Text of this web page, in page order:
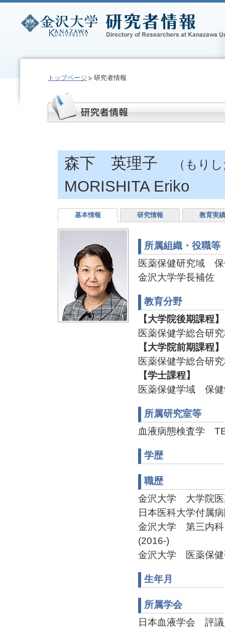
トップページ 研究者情報
森下 英理子 （もり
MORISHITA Eriko
基本情報 研究情報 教育実績
所属組織・役職等
医薬保健研究域
金沢大学学長補佐
教育分野
【大学院後期課程】
医薬保健学総合研
【大学院前期課程】
医薬保健学総合研
【学士課程】
医薬保健学域 保
所属研究室等
血液病態検査学
学歴
職歴
金沢大学 大学院
日本医科大学付属
金沢大学 第三内
(2016-)
金沢大学 医薬保
生年月
所属学会
日本血液学会 評